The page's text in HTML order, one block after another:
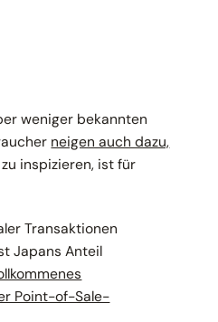
weniger bekannten
neigen auch dazu,
inspizieren, ist für
Transaktionen
Japans Anteil
Point-of-Sale-